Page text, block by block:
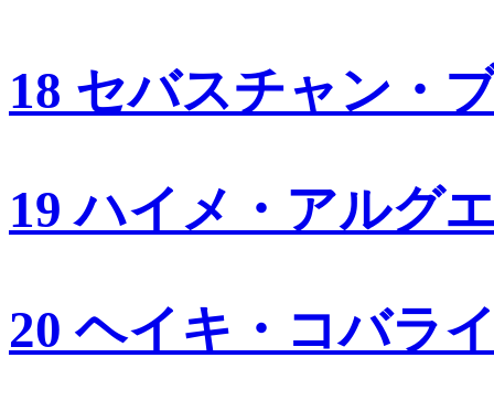
18 セバスチャン・
19 ハイメ・アルグ
20 ヘイキ・コバラ